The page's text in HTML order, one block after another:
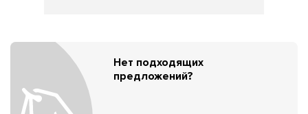
Нет подходящих
предложений?